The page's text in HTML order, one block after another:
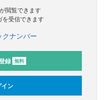
閲覧できます
を受信できます
クナンバー
録 無料
イン